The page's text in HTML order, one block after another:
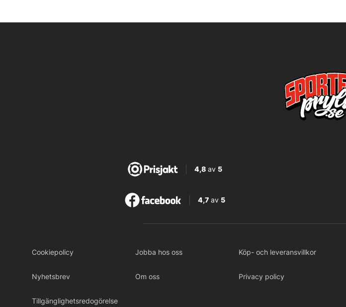
4,8 av5
4,7av 5
Cookiepolicy Jobba hos oss Köp- och leveransvillkor
Nyhetsbrev Om oss Privacy policy
Tillgänglighetsredogörelse